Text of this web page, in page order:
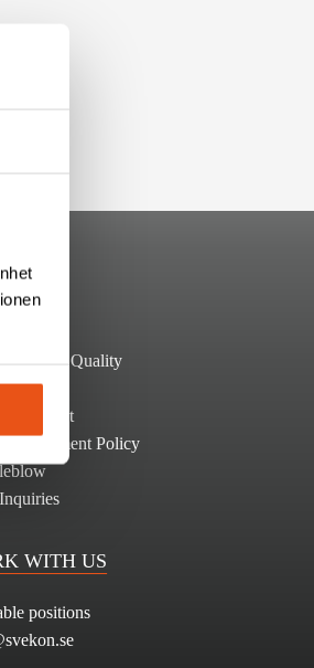
& Quality
policy
of conduct
Environment Policy
WITH US
positions